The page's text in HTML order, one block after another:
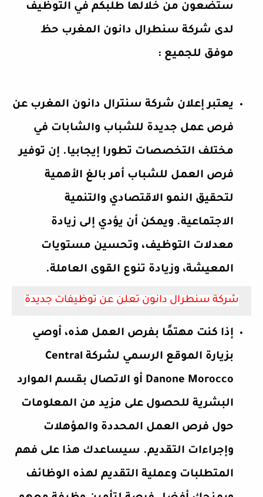
ستضعون من خلالها طلبكم في التوظيف
لدى شركة سنطرال دانون المغرب حظ
موفق للجميع :
يعتبر إعلان شركة سنترال دانون المغرب عن
فرص عمل جديدة للشباب والشابات في
مختلف التخصصات تطورا إيجابيا. إن توفير
فرص العمل للشباب أمر بالغ الأهمية
لتحقيق النمو الاقتصادي والتنمية
الاجتماعية. ويمكن أن يؤدي إلى زيادة
معدلات التوظيف، وتحسين مستويات
المعيشة، وزيادة تنوع القوى العاملة.
شركة سنطرال دانون تعلن عن توظيفات جديدة
إذا كنت مهتمًا بفرص العمل هذه، أوصي
بزيارة الموقع الرسمي لشركة Central
Danone Morocco أو الاتصال بقسم الموارد
البشرية للحصول على مزيد من المعلومات
حول فرص العمل المحددة والمؤهلات
وإجراءات التقديم. سيساعدك هذا على فهم
المتطلبات وعملية التقديم لهذه الوظائف